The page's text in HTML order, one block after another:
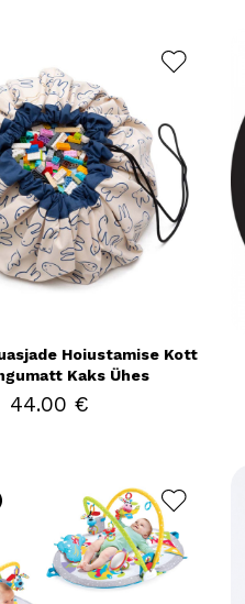
Hoiustamise Kott
Kaks Ühes
44.00 €